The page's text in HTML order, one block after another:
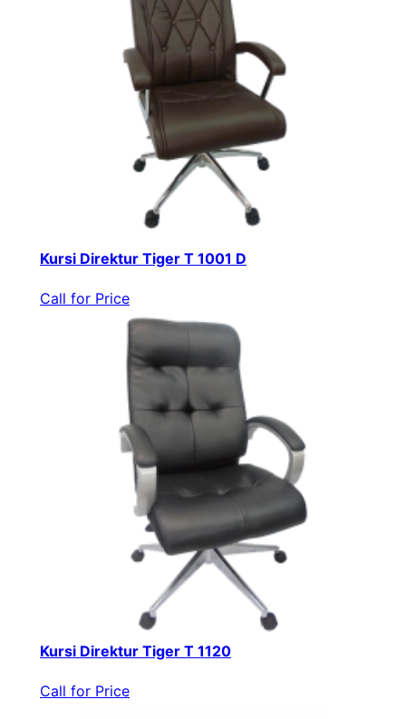
Kursi Direktur Tiger T 1001 D
Call for Price
Kursi Direktur Tiger T 1120
Call for Price